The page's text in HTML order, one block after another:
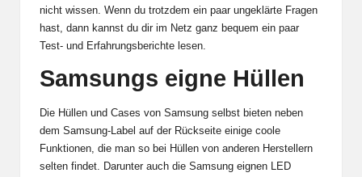
nicht wissen. Wenn du trotzdem ein paar ungeklärte Fragen
hast, dann kannst du dir im Netz ganz bequem ein paar
Test- und Erfahrungsberichte lesen.
Samsungs eigne Hüllen
Die Hüllen und Cases von Samsung selbst bieten neben
dem Samsung-Label auf der Rückseite einige coole
Funktionen, die man so bei Hüllen von anderen Herstellern
selten findet. Darunter auch die Samsung eignen LED